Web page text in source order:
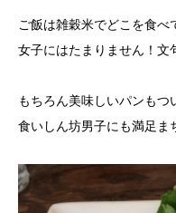
ご飯は雑穀米でどこを食べ
女子にはたまりません！文
もちろん美味しいパンもつ
食いしん坊男子にも満足ま